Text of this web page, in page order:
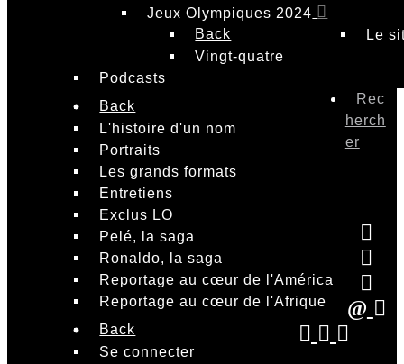
Jeux Olympiques 2024
Back
Vingt-quatre
Le
Podcasts
Back
L'histoire d'un nom
Portraits
Les grands formats
Entretiens
Exclus LO
Pelé, la saga
Ronaldo, la saga
Reportage au cœur de l'América
Reportage au cœur de l'Afrique
Back
Se connecter
Rec
herch
er